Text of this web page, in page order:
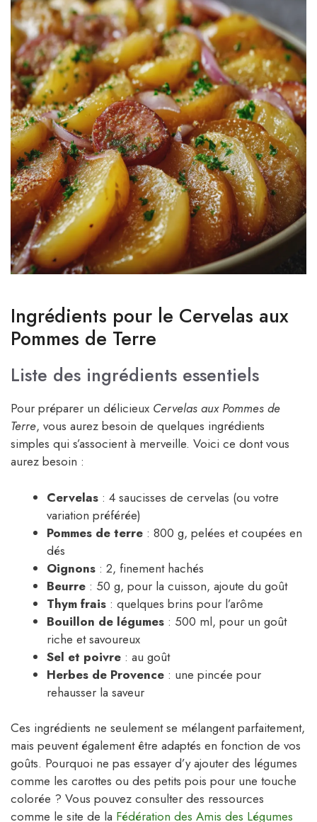
Ingrédients pour le Cervelas aux
Pommes de Terre
Liste des ingrédients essentiels
Pour préparer un délicieux Cervelas aux Pommes de
Terre, vous aurez besoin de quelques ingrédients
simples qui s’associent à merveille. Voici ce dont vous
aurez besoin :
Cervelas : 4 saucisses de cervelas (ou votre
variation préférée)
Pommes de terre : 800 g, pelées et coupées en
dés
Oignons : 2, finement hachés
Beurre : 50 g, pour la cuisson, ajoute du goût
Thym frais : quelques brins pour l’arôme
Bouillon de légumes : 500 ml, pour un goût
riche et savoureux
Sel et poivre : au goût
Herbes de Provence : une pincée pour
rehausser la saveur
Ces ingrédients ne seulement se mélangent parfaitement,
mais peuvent également être adaptés en fonction de vos
goûts. Pourquoi ne pas essayer d’y ajouter des légumes
comme les carottes ou des petits pois pour une touche
colorée ? Vous pouvez consulter des ressources
comme le site de la Fédération des Amis des Légumes